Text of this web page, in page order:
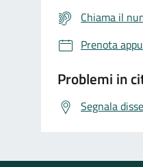
Chiama il
Prenota
Problemi in
Segnala